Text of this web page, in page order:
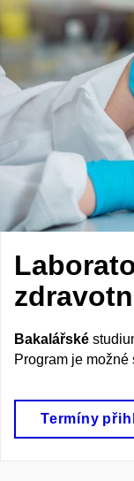
Bakalářské
Program je možné
Termíny